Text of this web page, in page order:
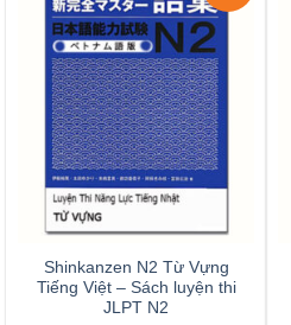
Shinkanzen N2 Từ Vựng
Tiếng Việt – Sách luyện thi
JLPT N2